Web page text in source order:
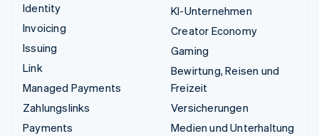
Identity
Invoicing
Issuing
Link
Managed Payments
Zahlungslinks
Payments
KI-Unternehmen
Creator Economy
Gaming
Bewirtung, Reisen und
Freizeit
Versicherungen
Medien und Unterhaltung